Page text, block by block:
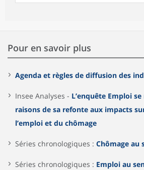
Pour en savoir plus
Agenda et règles de diffusion des
Insee Analyses - L’enquête Emploi
raisons de sa refonte aux impacts
l’emploi et du chômage
Séries chronologiques : Chômage au
Séries chronologiques : Emploi au